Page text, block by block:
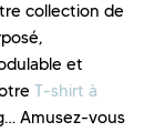
collection de
et
T-shirt à
Amusez-vous